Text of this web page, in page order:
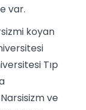
var.
koyan
Tıp
ve